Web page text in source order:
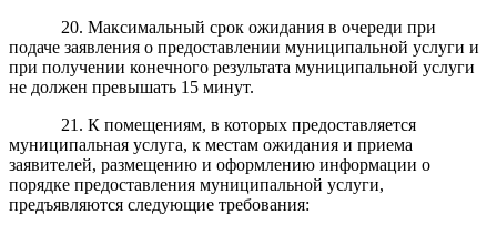
20. Максимальный срок ожидания в очереди при
подаче заявления о предоставлении муниципальной услуги и
при получении конечного результата муниципальной услуги
не должен превышать 15 минут.
21. К помещениям, в которых предоставляется
муниципальная услуга, к местам ожидания и приема
заявителей, размещению и оформлению информации о
порядке предоставления муниципальной услуги,
предъявляются следующие требования: